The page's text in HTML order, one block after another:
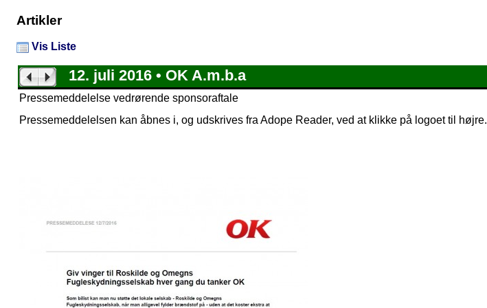
Artikler
Vis Liste
12. juli 2016 • OK A.m.b.a
Pressemeddelelse vedrørende sponsoraftale
Pressemeddelelsen kan åbnes i, og udskrives fra Adope Reader, ved at klikke på logoet til højre.